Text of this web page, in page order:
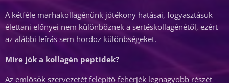
A kétféle marhakollagénünk jótékony hatásai, fogyasztásuk
élettani előnyei nem különböznek a sertéskollagénétől, ezért
az alábbi leírás sem hordoz különbségeket.
Mire jók a kollagén peptidek?
Az emlősök szervezetét felépítő fehérjék legnagyobb részét